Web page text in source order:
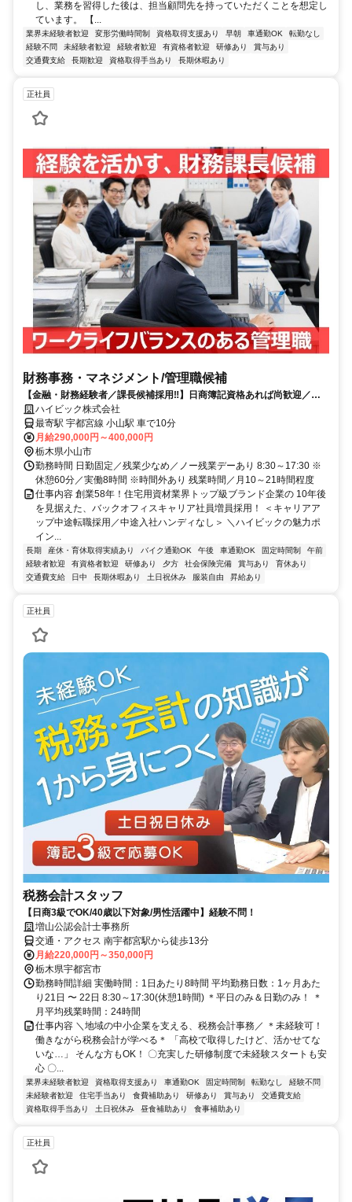
し、業務を習得した後は、担当顧問先を持っていただくことを想定し
ています。 【...
業界未経験者歓迎 変形労働時間制 資格取得支援あり 早朝 車通勤OK
転勤なし
経験不問
未経験者歓迎 経験者歓迎 有資格者歓迎 研修あり
賞与あり
交通費支給
長期歓迎 資格取得手当あり 長期休暇あり
正社員
財務事務・マネジメント/管理職候補
【金融・財務経験者／課長候補採用‼️】日商簿記資格あれば尚歓迎／前
職給与査定あり／WLB・福利も充実
ハイビック株式会社
最寄駅 宇都宮線 小山駅 車で10分
月給290,000円～400,000円
栃木県小山市
勤務時間 日勤固定／残業少なめ／ノー残業デーあり 8:30～17:30 ※
休憩60分／実働8時間 ※時間外あり 残業時間／月10～21時間程度
仕事内容 創業58年！住宅用資材業界トップ級ブランド企業の 10年後
を見据えた、バックオフィスキャリア社員増員採用！ ＜キャリアア
ップ中途転職採用／中途入社ハンディなし＞ ＼ハイビックの魅力ポ
イン...
長期 産休・育休取得実績あり バイク通勤OK 午後 車通勤OK 固定時間制
午前
経験者歓迎
有資格者歓迎 研修あり 夕方 社会保険完備 賞与あり
育休あり
交通費支給
日中 長期休暇あり 土日祝休み 服装自由 昇給あり
正社員
税務会計スタッフ
【日商3級でOK/40歳以下対象/男性活躍中】経験不問！
増山公認会計士事務所
交通・アクセス 南宇都宮駅から徒歩13分
月給220,000円～350,000円
栃木県宇都宮市
勤務時間詳細 実働時間：1日あたり8時間 平均勤務日数：1ヶ月あた
り21日 〜 22日 8:30～17:30(休憩1時間) ＊平日のみ＆日勤のみ！ ＊
月平均残業時間：24時間
仕事内容 ＼地域の中小企業を支える、税務会計事務／ ＊未経験可！
働きながら税務会計が学べる＊ 「高校で取得したけど、活かせてな
いな…」 そんな方もOK！ 〇充実した研修制度で未経験スタートも安
心 〇...
業界未経験者歓迎 資格取得支援あり 車通勤OK 固定時間制 転勤なし
経験不問
未経験者歓迎
住宅手当あり 食費補助あり 研修あり 賞与あり
交通費支給
資格取得手当あり
土日祝休み 昼食補助あり 食事補助あり
正社員